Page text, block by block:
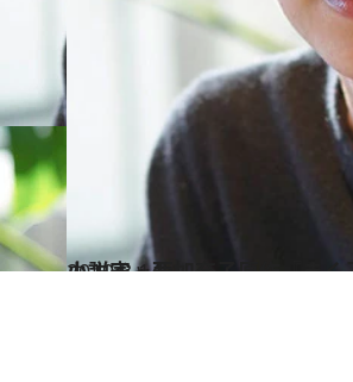
2019.3.14
小説家・西加奈子原作『ま
カルチャー